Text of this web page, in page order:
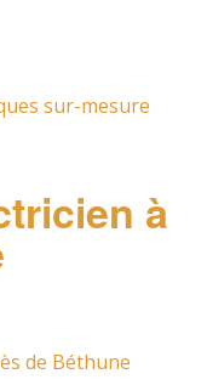
sur-mesure
à
de Béthune